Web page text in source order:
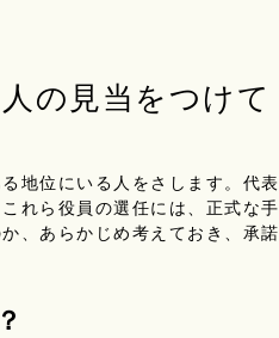
の見当をつけて
地位にいる人をさします。代表
れら役員の選任には、正式な手
、あらかじめ考えておき、承諾